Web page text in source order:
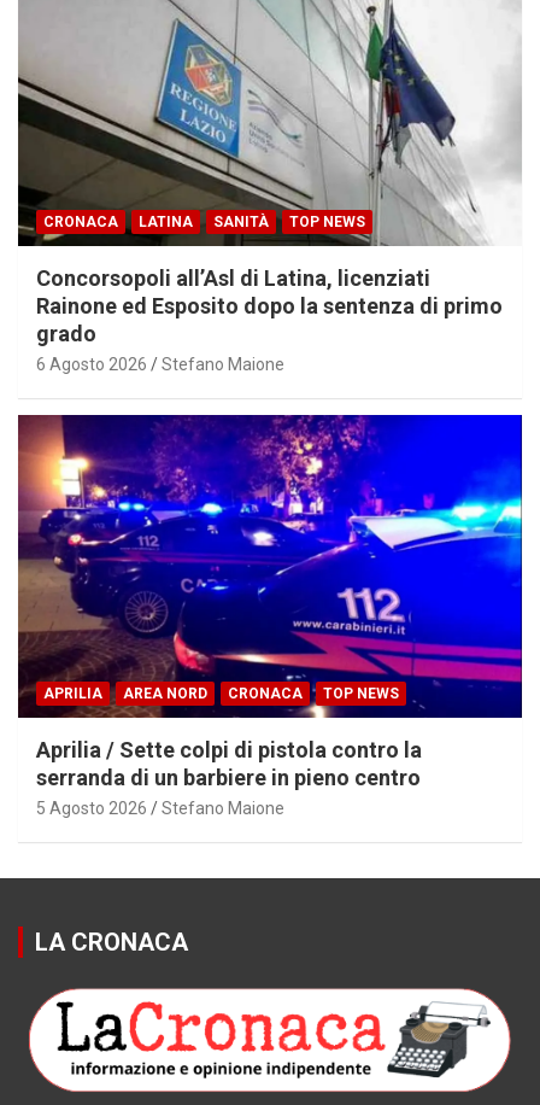
CRONACA LATINA SANITÀ TOP NEWS
Concorsopoli all’Asl di Latina, licenziati
Rainone ed Esposito dopo la sentenza di primo
grado
6 Agosto 2026 Stefano Maione
APRILIA AREA NORD CRONACA TOP NEWS
Aprilia / Sette colpi di pistola contro la
serranda di un barbiere in pieno centro
5 Agosto 2026 Stefano Maione
LA CRONACA